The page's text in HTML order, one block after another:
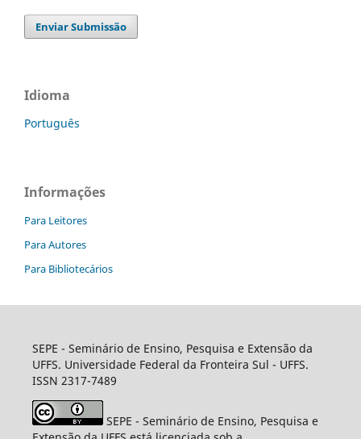
Enviar Submissão
Idioma
Português
Informações
Para Leitores
Para Autores
Para Bibliotecários
SEPE - Seminário de Ensino, Pesquisa e Extensão da
UFFS. Universidade Federal da Fronteira Sul - UFFS.
ISSN 2317-7489
SEPE - Seminário de Ensino, Pesquisa e